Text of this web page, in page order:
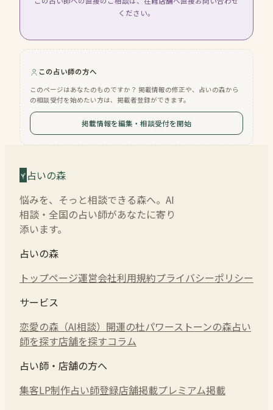
ください。
この占い師の方へ
このページはあなたのものですか？ 掲載情報の修正や、占いの森から
の相談受付を始めたい方は、掲載者登録ができます。
掲載情報を編集・相談受付を開始
占いの森
悩みを、そっと相談できる森へ。AI
相談・全国の占い師があなたに寄り
添います。
占いの森
トップページ運営会社利用規約プライバシーポリシー
サービス
恋愛の森（AI相談） 開運の杜パワーストーンの森占い
師を探す店舗を探すコラム
占い師・店舗の方へ
集客LP制作占い師登録店舗掲載プレミアム掲載